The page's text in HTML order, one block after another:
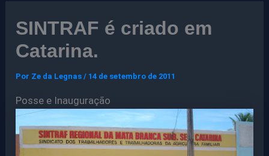
SINTRAF é criado em
Catarina.
Por Ze da Legnas/ 14 de setembro de 2011
Posse e Inauguração